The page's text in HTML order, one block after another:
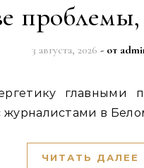
3 августа, 2026 - от
в
ЧИТАТЬ ДАЛЕЕ